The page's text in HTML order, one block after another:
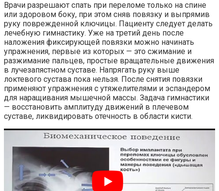
Врачи разрешают спать при переломе только на спине
или здоровом боку, при этом сняв повязку и выпрямив
руку поврежденной ключицы. Пациенту следует делать
лечебную гимнастику. Уже на третий день после
наложения фиксирующей повязки можно начинать
упражнения, первые из которых — это сжимание и
разжимание пальцев, простые вращательные движения
в лучезапястном суставе. Напрягать руку выше
локтевого сустава пока нельзя. После снятия повязки
применяют упражнения с утяжелителями и эспандером
для наращивания мышечной массы. Задача гимнастики
— восстановить амплитуду движений в плечевом
суставе, ликвидировать отечность в области кисти.